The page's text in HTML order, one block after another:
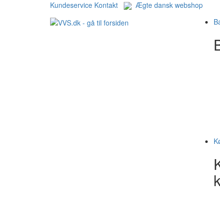
Kundeservice Kontakt
Ægte dansk webshop